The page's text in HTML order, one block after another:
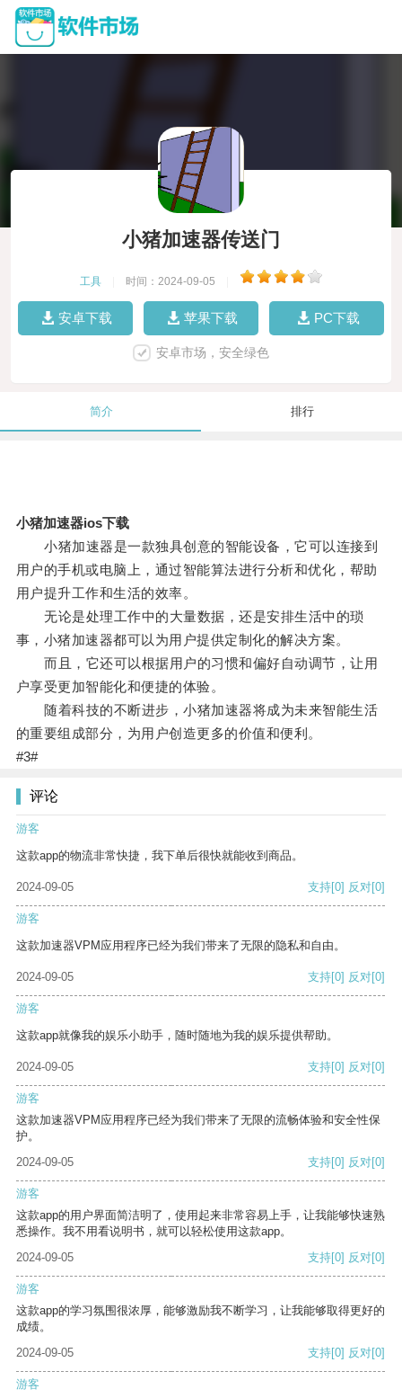
小猪加速器传送门
工具 时间：2024-09-05
安卓下载 苹果下载 PC下载
安卓市场，安全绿色
简介 排行
小猪加速器ios下载
小猪加速器是一款独具创意的智能设备，它可以连接到
用户的手机或电脑上，通过智能算法进行分析和优化，帮助
用户提升工作和生活的效率。
无论是处理工作中的大量数据，还是安排生活中的琐
事，小猪加速器都可以为用户提供定制化的解决方案。
而且，它还可以根据用户的习惯和偏好自动调节，让用
户享受更加智能化和便捷的体验。
随着科技的不断进步，小猪加速器将成为未来智能生活
的重要组成部分，为用户创造更多的价值和便利。
#3#
评论
游客
这款app的物流非常快捷，我下单后很快就能收到商品。
2024-09-05 支持[0] 反对[0]
游客
这款加速器VPM应用程序已经为我们带来了无限的隐私和自由。
2024-09-05 支持[0] 反对[0]
游客
这款app就像我的娱乐小助手，随时随地为我的娱乐提供帮助。
2024-09-05 支持[0] 反对[0]
游客
这款加速器VPM应用程序已经为我们带来了无限的流畅体验和安全性保
护。
2024-09-05
支持[0] 反对[0]
游客
这款app的用户界面简洁明了，使用起来非常容易上手，让我能够快速熟
悉操作。我不用看说明书，就可以轻松使用这款app。
2024-09-05
支持[0] 反对[0]
游客
这款app的学习氛围很浓厚，能够激励我不断学习，让我能够取得更好的
成绩。
2024-09-05
支持[0] 反对[0]
游客